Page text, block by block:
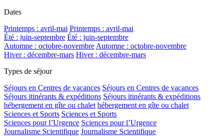
Dates
Printemps : avril-mai Printemps : avril-mai
Été : juin-septembre Été : juin-septembre
Automne : octobre-novembre Automne : octobre-novembre
Hiver : décembre-mars Hiver : décembre-mars
Types de séjour
Séjours en Centres de vacances Séjours en Centres de vacances
Séjours itinérants & expéditions Séjours itinérants & expéditions
hébergement en gîte ou chalet hébergement en gîte ou chalet
Sciences et Sports Sciences et Sports
Sciences pour l’Urgence Sciences pour l’Urgence
Journalisme Scientifique Journalisme Scientifique